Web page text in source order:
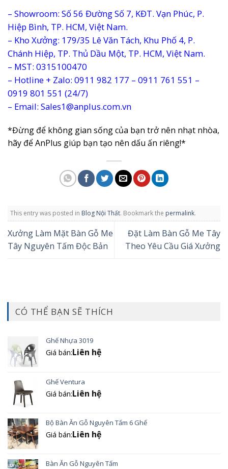
– Showroom: Số 56 Đường Số 7, KĐT. Vạn Phúc, P.
Hiệp Bình, TP. HCM, Việt Nam.
– Kho Xưởng: 179/35 Lê Văn Tách, Khu Phố 4, P.
Chánh Hiệp, TP. Thủ Dầu Một, TP. HCM, Việt Nam.
– MST: 0315100470
– Hotline + Zalo: 0911 982 177 – 0911 761 551 –
0919 801 551 (24/7)
– Email: Sales1@anplus.com.vn
*Đừng để không gian sống của bạn trở nên nhạt nhòa,
hãy để AnPlus giúp bạn tạo nên dấu ấn riêng!*
This entry was posted in Blog Nội Thất. Bookmark the permalink.
Xưởng Làm Mặt Bàn Gỗ Me
Tây Nguyên Tấm Độc Bản
Đặt Làm Bàn Gỗ Me Tây
Theo Yêu Cầu Giá Xưởng
CÓ THỂ BẠN SẼ THÍCH
Ghế Nhựa 3019
Giá bán:Liên hệ
Ghế Ventura
Giá bán:Liên hệ
Bộ Bàn Ăn Gỗ Nguyên Tấm 6 Ghế
Giá bán:Liên hệ
Bàn Ăn Gỗ Nguyên Tấm